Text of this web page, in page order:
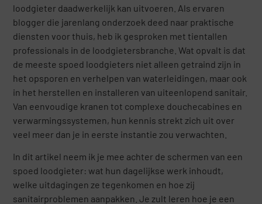
loodgieter daadwerkelijk kan uitvoeren. Als ervaren
blogger die jarenlang onderzoek deed naar praktische
diensten voor thuis, heb ik gesproken met tientallen
professionals in de loodgietersbranche. Wat opvalt is dat
de meeste spoed loodgieters niet alleen getraind zijn in
het opsporen en verhelpen van waterleidingen, maar ook
in het herstellen en installeren van uiteenlopend sanitair.
Van eenvoudige kranen tot complexe douchecabines en
verwarmingssystemen, hun kennis strekt zich uit over
veel meer dan je in eerste instantie zou verwachten.
In dit artikel neem ik je mee achter de schermen van een
spoed loodgieter: wat hun dagelijkse werk inhoudt,
welke uitdagingen ze tegenkomen en hoe zij
sanitairproblemen aanpakken. Je zult leren hoe je een